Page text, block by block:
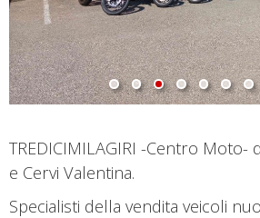
TREDICIMILAGIRI -Centro Moto-
e Cervi Valentina.
Specialisti della vendita veicoli